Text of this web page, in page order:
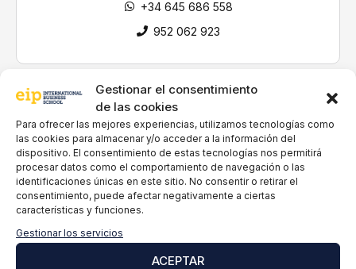
Gestionar el consentimiento
de las cookies
Para ofrecer las mejores experiencias, utilizamos tecnologías como
las cookies para almacenar y/o acceder a la información del
dispositivo. El consentimiento de estas tecnologías nos permitirá
procesar datos como el comportamiento de navegación o las
identificaciones únicas en este sitio. No consentir o retirar el
consentimiento, puede afectar negativamente a ciertas
características y funciones.
Gestionar los servicios
ACEPTAR
l
t
i
c
a
d
e
p
r
i
v
+34 645 686 558
952 062 923
Acceso garantizado
a empresas
en directo